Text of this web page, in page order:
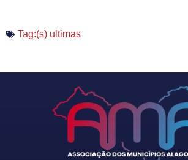
Tag:(s) ultimas